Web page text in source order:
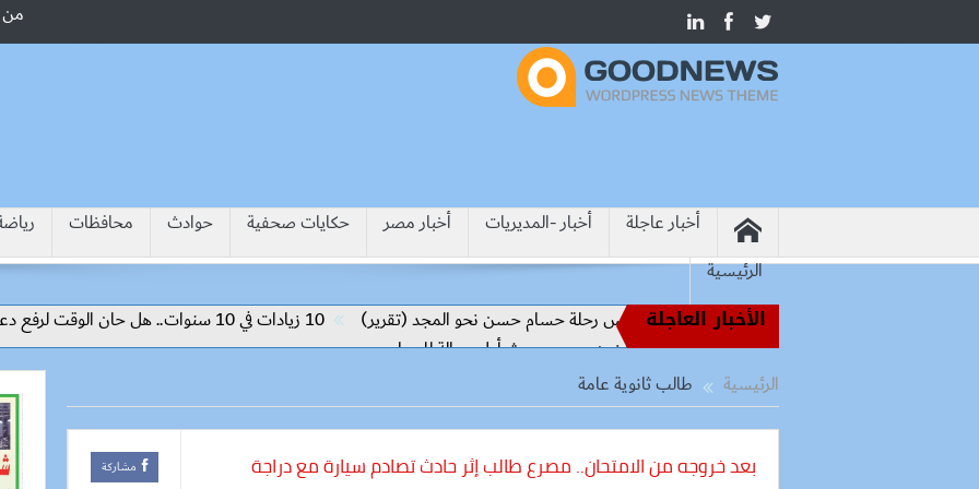
أخبار عاجلة أخبار -المديريات أخبار مصر حكايات صحفية حوادث محافظات
الرئيسية
الأخبار العاجلة
من أساطير الملاعب إلى قيادة الفراعنة.. كواليس رحلة حسام حسن نحو المجد (تقرير) 10 زيادات في 10 سنوات.. هل حان الوقت لرفع دعم البنزين نهائيا؟
رسميًا.. محمد صلاح يرتدي الرقم 10 مع طرابزون سبور ويبعث أول رسالة للجماهير
الرئيسية طالب ثانوية عامة
بعد خروجه من الامتحان.. مصرع طالب إثر حادث تصادم سيارة مع دراجة مشاركة